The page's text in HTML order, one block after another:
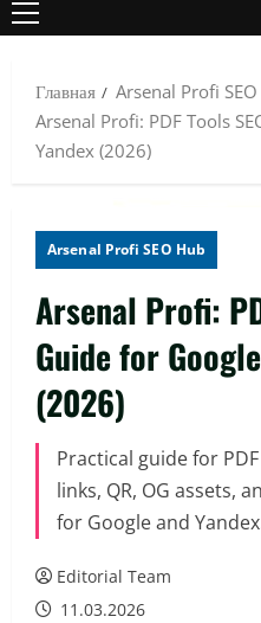
ОСНОВНОЕ
Главная
Arsenal Profi
Arsenal Profi: PDF Tools
Yandex (2026)
Arsenal Profi SEO Hub
Arsenal Profi:
Guide for
(2026)
Practical guide for
links, QR, OG assets,
for Google and
Editorial Team
11.03.2026